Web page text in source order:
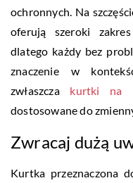
ochronnych. Na
oferują szeroki
dlatego każdy bez
znaczenie w
zwłaszcza kurtki na
dostosowane do
Zwracaj dużą
Kurtka przeznaczona